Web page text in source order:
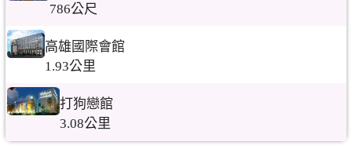
786公尺
高雄國際會館
1.93公里
打狗戀館
3.08公里